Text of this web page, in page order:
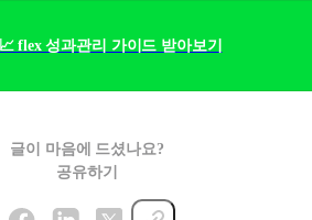
📈 flex 성과관리 가이드 받아보기
글이 마음에 드셨나요?
공유하기